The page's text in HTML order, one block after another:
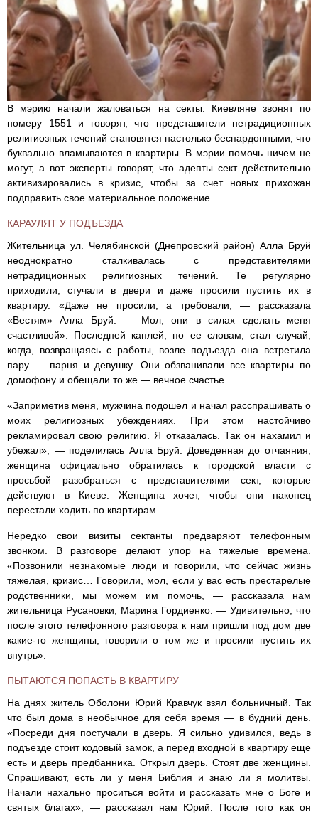
В мэрию начали жаловаться на секты. Киевляне звонят по
номеру 1551 и говорят, что представители нетрадиционных
религиозных течений становятся настолько беспардонными, что
буквально вламываются в квартиры. В мэрии помочь ничем не
могут, а вот эксперты говорят, что адепты сект действительно
активизировались в кризис, чтобы за счет новых прихожан
подправить свое материальное положение.
КАРАУЛЯТ У ПОДЪЕЗДА
Жительница ул. Челябинской (Днепровский район) Алла Бруй
неоднократно сталкивалась с представителями
нетрадиционных религиозных течений. Те регулярно
приходили, стучали в двери и даже просили пустить их в
квартиру. «Даже не просили, а требовали, — рассказала
«Вестям» Алла Бруй. — Мол, они в силах сделать меня
счастливой». Последней каплей, по ее словам, стал случай,
когда, возвращаясь с работы, возле подъезда она встретила
пару — парня и девушку. Они обзванивали все квартиры по
домофону и обещали то же — вечное счастье.
«Заприметив меня, мужчина подошел и начал расспрашивать о
моих религиозных убеждениях. При этом настойчиво
рекламировал свою религию. Я отказалась. Так он нахамил и
убежал», — поделилась Алла Бруй. Доведенная до отчаяния,
женщина официально обратилась к городской власти с
просьбой разобраться с представителями сект, которые
действуют в Киеве. Женщина хочет, чтобы они наконец
перестали ходить по квартирам.
Нередко свои визиты сектанты предваряют телефонным
звонком. В разговоре делают упор на тяжелые времена.
«Позвонили незнакомые люди и говорили, что сейчас жизнь
тяжелая, кризис… Говорили, мол, если у вас есть престарелые
родственники, мы можем им помочь, — рассказала нам
жительница Русановки, Марина Гордиенко. — Удивительно, что
после этого телефонного разговора к нам пришли под дом две
какие-то женщины, говорили о том же и просили пустить их
внутрь».
ПЫТАЮТСЯ ПОПАСТЬ В КВАРТИРУ
На днях житель Оболони Юрий Кравчук взял больничный. Так
что был дома в необычное для себя время — в будний день.
«Посреди дня постучали в дверь. Я сильно удивился, ведь в
подъезде стоит кодовый замок, а перед входной в квартиру еще
есть и дверь предбанника. Открыл дверь. Стоят две женщины.
Спрашивают, есть ли у меня Библия и знаю ли я молитвы.
Начали нахально проситься войти и рассказать мне о Боге и
святых благах», — рассказал нам Юрий. После того как он